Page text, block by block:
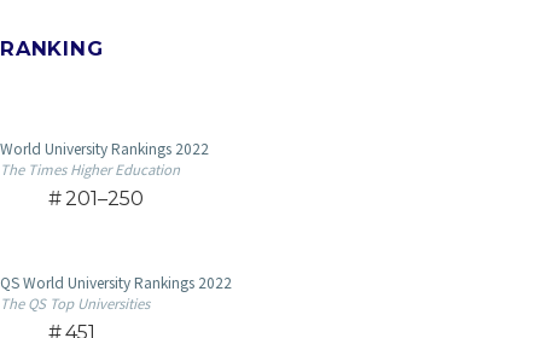
RANKING
World University Rankings 2022
The Times Higher Education
201–250
QS World University Rankings 2022
The QS Top Universities
451